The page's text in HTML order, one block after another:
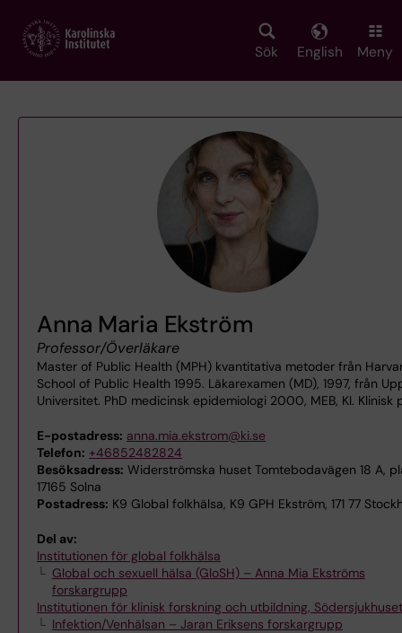
main
Sök English Meny
Anna Maria Ekström
Professor/Överläkare
Master of Public Health (MPH) kvantitativa metoder från
School of Public Health 1995. Läkarexamen (MD), 1997, från
Universitet. PhD medicinsk epidemiologi 2000, MEB, KI. Klinisk
E-postadress: anna.mia.ekstrom@ki.se
Telefon: +46852482824
Besöksadress: Widerströmska huset Tomtebodavägen 18 A,
17165 Solna
Postadress: K9 Global folkhälsa, K9 GPH Ekström, 171 77
Del av:
Institutionen för global folkhälsa
Global och sexuell hälsa (GloSH) – Anna Mia Ekströms
forskargrupp
Institutionen för klinisk forskning och utbildning, Södersjukhuset
Infektion/Venhälsan – Jaran Eriksens forskargrupp